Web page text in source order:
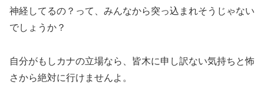
神経してるの？って、みんなから突っ込まれそうじゃない
でしょうか？
自分がもしカナの立場なら、皆木に申し訳ない気持ちと怖
さから絶対に行けませんよ。